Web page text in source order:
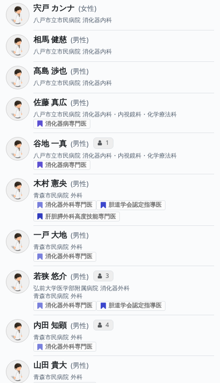
宍戸 カンナ 女性
八戸市立市民病院 消化器内科
相馬 健慈 男性
八戸市立市民病院 消化器内科
髙島 渉也 男性
八戸市立市民病院 消化器内科
佐藤 真広 男性
八戸市立市民病院 消化器内科・内視鏡科・化学療法科
消化器病専門医
谷地 一真 男性 コミュニケーション・タイプ投票数
1
八戸市立市民病院 消化器内科・内視鏡科・化学療法科
消化器病専門医
木村 憲央 男性
青森市民病院 外科
消化器外科専門医
胆道学会認定指導医
肝胆膵外科高度技能専門医
一戸 大地 男性
青森市民病院 外科
消化器外科専門医
若狭 悠介 男性 コミュニケーション・タイプ投票数
3
弘前大学医学部附属病院 消化器外科
青森市民病院 外科
消化器外科専門医
胆道学会認定指導医
内田 知顕 男性 コミュニケーション・タイプ投票数
4
青森市民病院 外科
消化器外科専門医
山田 貴大 男性
青森市民病院 外科